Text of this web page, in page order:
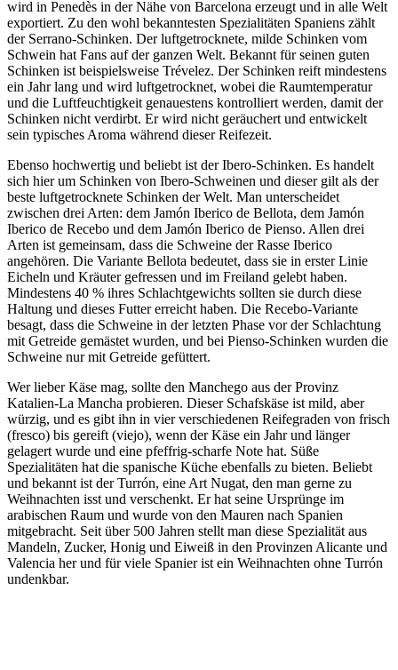
wird in Penedès in der Nähe von Barcelona erzeugt und in alle Welt
exportiert. Zu den wohl bekanntesten Spezialitäten Spaniens zählt
der Serrano-Schinken. Der luftgetrocknete, milde Schinken vom
Schwein hat Fans auf der ganzen Welt. Bekannt für seinen guten
Schinken ist beispielsweise Trévelez. Der Schinken reift mindestens
ein Jahr lang und wird luftgetrocknet, wobei die Raumtemperatur
und die Luftfeuchtigkeit genauestens kontrolliert werden, damit der
Schinken nicht verdirbt. Er wird nicht geräuchert und entwickelt
sein typisches Aroma während dieser Reifezeit.
Ebenso hochwertig und beliebt ist der Ibero-Schinken. Es handelt
sich hier um Schinken von Ibero-Schweinen und dieser gilt als der
beste luftgetrocknete Schinken der Welt. Man unterscheidet
zwischen drei Arten: dem Jamón Iberico de Bellota, dem Jamón
Iberico de Recebo und dem Jamón Iberico de Pienso. Allen drei
Arten ist gemeinsam, dass die Schweine der Rasse Iberico
angehören. Die Variante Bellota bedeutet, dass sie in erster Linie
Eicheln und Kräuter gefressen und im Freiland gelebt haben.
Mindestens 40 % ihres Schlachtgewichts sollten sie durch diese
Haltung und dieses Futter erreicht haben. Die Recebo-Variante
besagt, dass die Schweine in der letzten Phase vor der Schlachtung
mit Getreide gemästet wurden, und bei Pienso-Schinken wurden die
Schweine nur mit Getreide gefüttert.
Wer lieber Käse mag, sollte den Manchego aus der Provinz
Katalien-La Mancha probieren. Dieser Schafskäse ist mild, aber
würzig, und es gibt ihn in vier verschiedenen Reifegraden von frisch
(fresco) bis gereift (viejo), wenn der Käse ein Jahr und länger
gelagert wurde und eine pfeffrig-scharfe Note hat. Süße
Spezialitäten hat die spanische Küche ebenfalls zu bieten. Beliebt
und bekannt ist der Turrón, eine Art Nugat, den man gerne zu
Weihnachten isst und verschenkt. Er hat seine Ursprünge im
arabischen Raum und wurde von den Mauren nach Spanien
mitgebracht. Seit über 500 Jahren stellt man diese Spezialität aus
Mandeln, Zucker, Honig und Eiweiß in den Provinzen Alicante und
Valencia her und für viele Spanier ist ein Weihnachten ohne Turrón
undenkbar.